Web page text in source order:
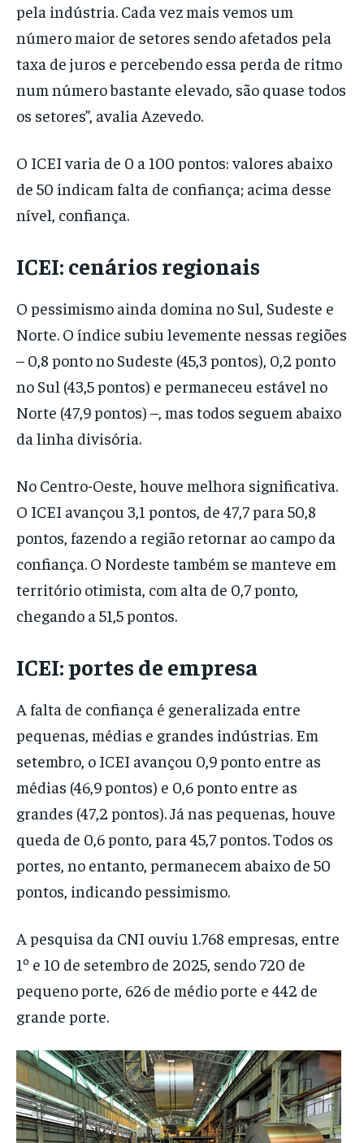
pela indústria. Cada vez mais vemos um
número maior de setores sendo afetados pela
taxa de juros e percebendo essa perda de ritmo
num número bastante elevado, são quase todos
os setores”, avalia Azevedo.
O ICEI varia de 0 a 100 pontos: valores abaixo
de 50 indicam falta de confiança; acima desse
nível, confiança.
ICEI: cenários regionais
O pessimismo ainda domina no Sul, Sudeste e
Norte. O índice subiu levemente nessas regiões
– 0,8 ponto no Sudeste (45,3 pontos), 0,2 ponto
no Sul (43,5 pontos) e permaneceu estável no
Norte (47,9 pontos) –, mas todos seguem abaixo
da linha divisória.
No Centro-Oeste, houve melhora significativa.
O ICEI avançou 3,1 pontos, de 47,7 para 50,8
pontos, fazendo a região retornar ao campo da
confiança. O Nordeste também se manteve em
território otimista, com alta de 0,7 ponto,
chegando a 51,5 pontos.
ICEI: portes de empresa
A falta de confiança é generalizada entre
pequenas, médias e grandes indústrias. Em
setembro, o ICEI avançou 0,9 ponto entre as
médias (46,9 pontos) e 0,6 ponto entre as
grandes (47,2 pontos). Já nas pequenas, houve
queda de 0,6 ponto, para 45,7 pontos. Todos os
portes, no entanto, permanecem abaixo de 50
pontos, indicando pessimismo.
A pesquisa da CNI ouviu 1.768 empresas, entre
1º e 10 de setembro de 2025, sendo 720 de
pequeno porte, 626 de médio porte e 442 de
grande porte.